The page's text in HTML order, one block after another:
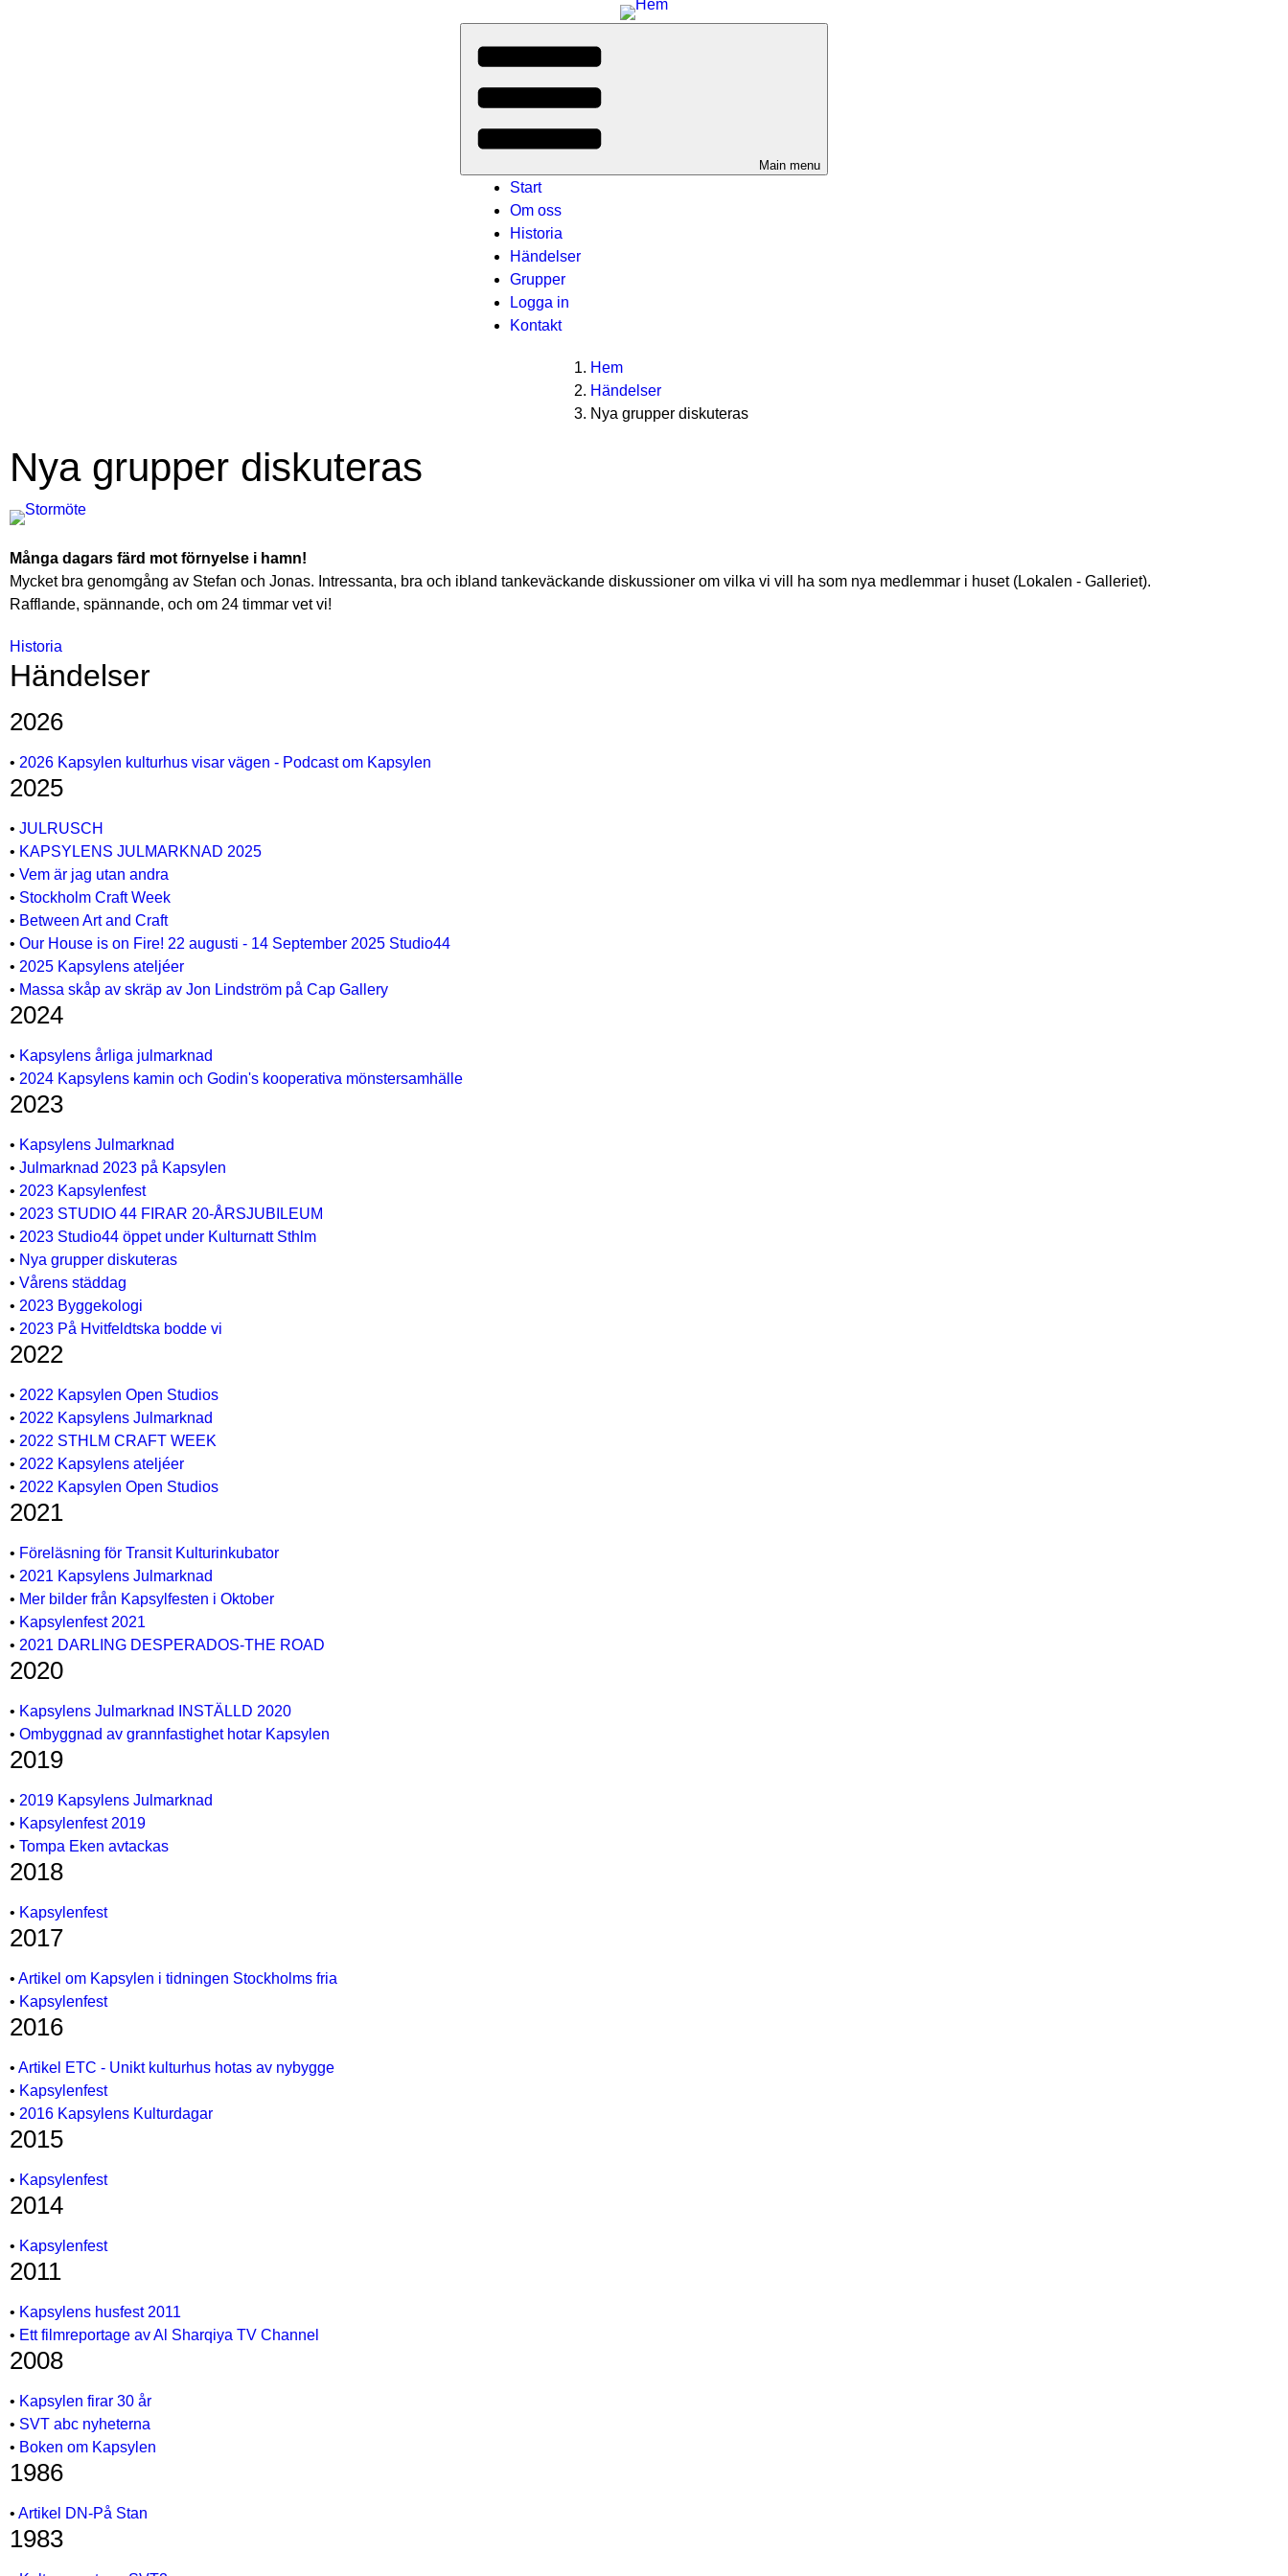
Main menu
Start
Om oss
Historia
Händelser
Grupper
Logga in
Kontakt
Breadcrumbs
You
are
here:
Hem
Händelser
Nya grupper diskuteras
Nya grupper diskuteras
Många dagars färd mot förnyelse i hamn!
Mycket bra genomgång av Stefan och Jonas. Intressanta, bra och ibland tankeväckande diskussioner om vilka vi vill ha som nya medlemmar i huset (Lokalen - Galleriet).
Rafflande, spännande, och om 24 timmar vet vi!
Historia
Händelser
2026
• 2026 Kapsylen kulturhus visar vägen - Podcast om Kapsylen
2025
• JULRUSCH
• KAPSYLENS JULMARKNAD 2025
• Vem är jag utan andra
• Stockholm Craft Week
• Between Art and Craft
• Our House is on Fire! 22 augusti - 14 September 2025 Studio44
• 2025 Kapsylens ateljéer
• Massa skåp av skräp av Jon Lindström på Cap Gallery
2024
• Kapsylens årliga julmarknad
• 2024 Kapsylens kamin och Godin's kooperativa mönstersamhälle
2023
• Kapsylens Julmarknad
• Julmarknad 2023 på Kapsylen
• 2023 Kapsylenfest
• 2023 STUDIO 44 FIRAR 20-ÅRSJUBILEUM
• 2023 Studio44 öppet under Kulturnatt Sthlm
• Nya grupper diskuteras
• Vårens städdag
• 2023 Byggekologi
• 2023 På Hvitfeldtska bodde vi
2022
• 2022 Kapsylen Open Studios
• 2022 Kapsylens Julmarknad
• 2022 STHLM CRAFT WEEK
• 2022 Kapsylens ateljéer
• 2022 Kapsylen Open Studios
2021
• Föreläsning för Transit Kulturinkubator
• 2021 Kapsylens Julmarknad
• Mer bilder från Kapsylfesten i Oktober
• Kapsylenfest 2021
• 2021 DARLING DESPERADOS-THE ROAD
2020
• Kapsylens Julmarknad INSTÄLLD 2020
• Ombyggnad av grannfastighet hotar Kapsylen
2019
• 2019 Kapsylens Julmarknad
• Kapsylenfest 2019
• Tompa Eken avtackas
2018
• Kapsylenfest
2017
• Artikel om Kapsylen i tidningen Stockholms fria
• Kapsylenfest
2016
• Artikel ETC - Unikt kulturhus hotas av nybygge
• Kapsylenfest
• 2016 Kapsylens Kulturdagar
2015
• Kapsylenfest
2014
• Kapsylenfest
2011
• Kapsylens husfest 2011
• Ett filmreportage av Al Sharqiya TV Channel
2008
• Kapsylen firar 30 år
• SVT abc nyheterna
• Boken om Kapsylen
1986
• Artikel DN-På Stan
1983